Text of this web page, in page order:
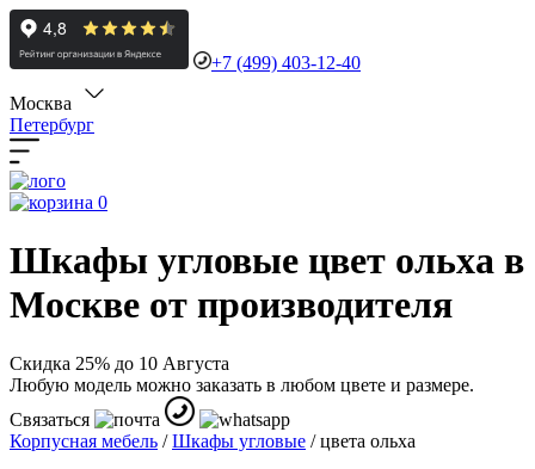
+7 (499) 403-12-40
Москва
Петербург
0
Шкафы угловые цвет ольха в
Москве от производителя
Скидка 25% до 10 Августа
Любую модель можно заказать в любом цвете и размере.
Связаться
Корпусная мебель /Шкафы угловые /цвета ольха